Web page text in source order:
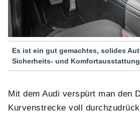
Es ist ein gut gemachtes, solides
Sicherheits- und
Mit dem Audi verspürt man den
Kurvenstrecke voll